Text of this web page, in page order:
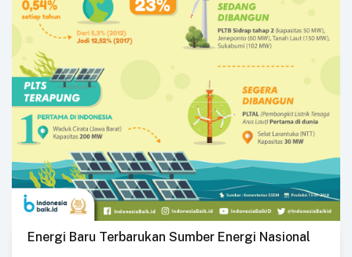
Energi Baru Terbarukan Sumber Energi Nasional